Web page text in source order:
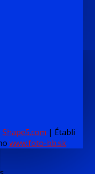
Shape5.com | Établi
www.foto-bb.sk